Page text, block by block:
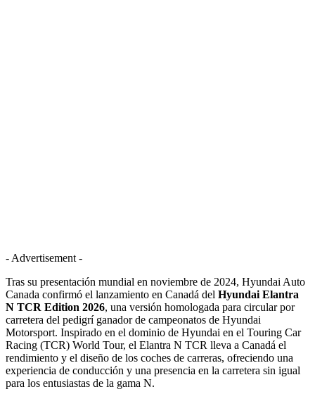
- Advertisement -
Tras su presentación mundial en noviembre de 2024, Hyundai Auto
Canada confirmó el lanzamiento en Canadá del Hyundai Elantra
N TCR Edition 2026, una versión homologada para circular por
carretera del pedigrí ganador de campeonatos de Hyundai
Motorsport. Inspirado en el dominio de Hyundai en el Touring Car
Racing (TCR) World Tour, el Elantra N TCR lleva a Canadá el
rendimiento y el diseño de los coches de carreras, ofreciendo una
experiencia de conducción y una presencia en la carretera sin igual
para los entusiastas de la gama N.